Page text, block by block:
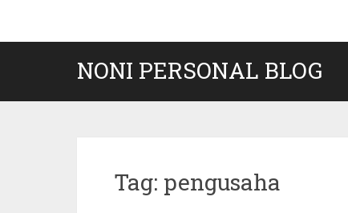
content
NONI PERSONAL BLOG
Tag: pengusaha